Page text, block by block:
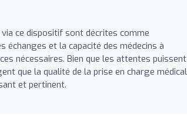
ce dispositif sont décrites comme
et la capacité des médecins à
nécessaires. Bien que les attentes puissent
que la qualité de la prise en charge
et pertinent.